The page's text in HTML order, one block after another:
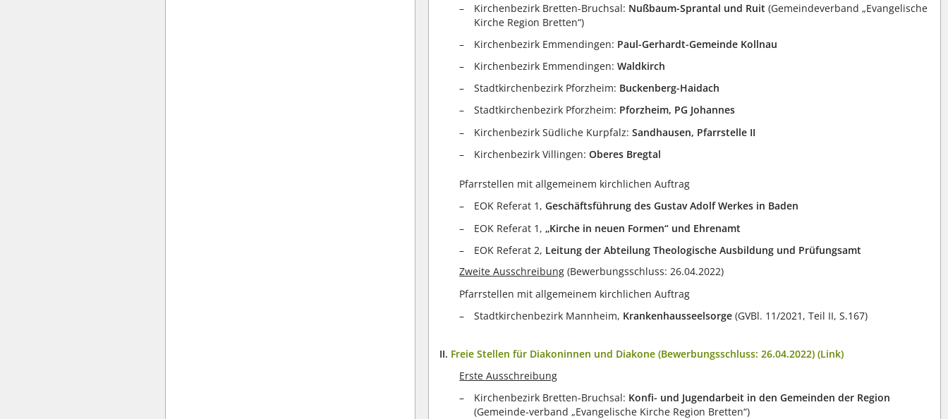
Kirchenbezirk Bretten-Bruchsal: Nußbaum-Sprantal und Ruit (Gemeindeverband „Evangelische
Kirche Region Bretten“)
Kirchenbezirk Emmendingen: Paul-Gerhardt-Gemeinde Kollnau
Kirchenbezirk Emmendingen:Waldkirch
Stadtkirchenbezirk Pforzheim: Buckenberg-Haidach
Stadtkirchenbezirk Pforzheim: Pforzheim, PG Johannes
Kirchenbezirk Südliche Kurpfalz:Sandhausen, Pfarrstelle II
Kirchenbezirk Villingen:Oberes Bregtal
Pfarrstellen mit allgemeinem kirchlichen Auftrag
EOK Referat 1,Geschäftsführung des Gustav Adolf Werkes in Baden
EOK Referat 1, „Kirche in neuen Formen“ und Ehrenamt
EOK Referat 2, Leitung der Abteilung Theologische Ausbildung und Prüfungsamt
Zweite Ausschreibung (Bewerbungsschluss: 26.04.2022)
Pfarrstellen mit allgemeinem kirchlichen Auftrag
Stadtkirchenbezirk Mannheim, Krankenhausseelsorge (GVBl. 11/2021, Teil II, S.167)
II. Freie Stellen für Diakoninnen und Diakone (Bewerbungsschluss: 26.04.2022) (Link)
Erste Ausschreibung
Kirchenbezirk Bretten-Bruchsal: Konfi- und Jugendarbeit in den Gemeinden der Region
(Gemeinde-verband „Evangelische Kirche Region Bretten“)